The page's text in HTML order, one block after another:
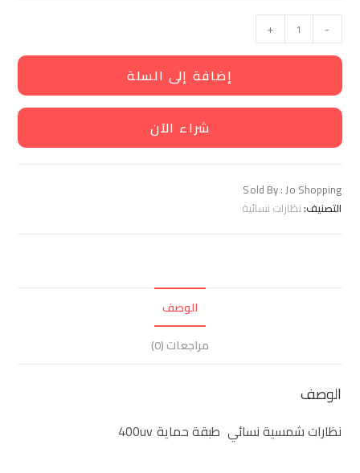
-
+
إضافة إلى السلة
شراء الآن
Sold By : Jo Shopping
التصنيف:نظارات نسائية
الوصف
مراجعات (0)
الوصف
نظارات شمسية نسائي طبقة حماية 400uv